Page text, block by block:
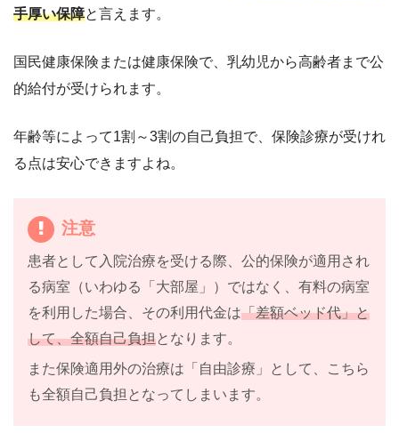
手厚い保障と言えます。
国民健康保険または健康保険で、乳幼児から高齢者まで公
的給付が受けられます。
年齢等によって1割～3割の自己負担で、保険診療が受けれ
る点は安心できますよね。
注意
患者として入院治療を受ける際、公的保険が適用され
る病室（いわゆる「大部屋」）ではなく、有料の病室
を利用した場合、その利用代金は「差額ベッド代」と
して、全額自己負担となります。
また保険適用外の治療は「自由診療」として、こちら
も全額自己負担となってしまいます。